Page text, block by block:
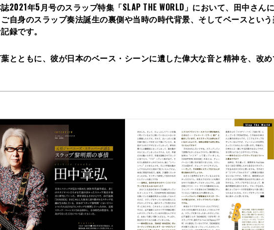
2021年5月号のスラップ特集「SLAP THE WORLD」において、田中さん
自身のスラップ奏法誕生の裏側や当時の時代背景、そしてベースとい
録です。
とともに、彼が日本のベース・シーンに遺した偉大な音と精神を、改